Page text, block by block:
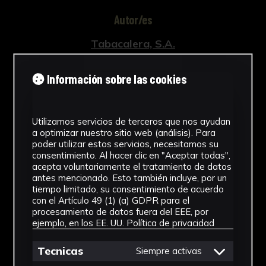
que se renovaba periódicamente, por el cual
las diferentes compañías tabaqueras de
diferentes países les proporcionaban la
materia prima necesaria. Entre los tabacos
traídos desde Filipinas, existían cuatro
variedades de alta calidad: Isabela, Cagayán,
hoja, texturas, olor y sabor diferentes. La hoja
Habana gozaba de gran prestigio gracias a su
tradición, pero también a la calidad del
producto, que solía reservarse para la capa y
la tripa de los cigarros más selectos. Entre las
hojas Habana, destacaban los provenientes de
Vuelta Arriba, Vuelta Abajo y Partido. Otros
tabacos importados a España fueron los
Estados Unidos, entre los que destacan las
Autor/es
Tabacalera, S.A.
Cronología
SF
Técnica
Estampado
Ubicación
Carande
Información sobre las cookies
Utilizamos servicios de terceros que nos ayudan
a optimizar nuestro sitio web (análisis). Para
poder utilizar estos servicios, necesitamos su
consentimiento. Al hacer clic en "Aceptar todas",
acepta voluntariamente el tratamiento de datos
antes mencionado. Esto también incluye, por un
tiempo limitado, su consentimiento de acuerdo
con el Artículo 49 (1) (a) GDPR para el
procesamiento de datos fuera del EEE, por
ejemplo, en los EE. UU. Política de privacidad
Tecnicas Siempre activas